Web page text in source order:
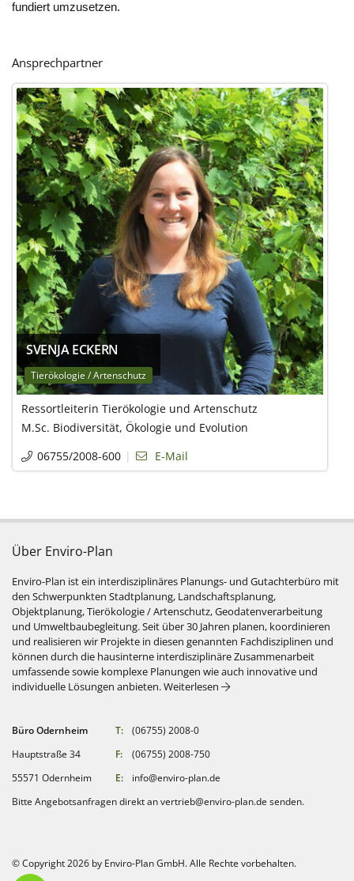
fundiert umzusetzen.
Ansprechpartner
SVENJA ECKERN
Tierökologie / Artenschutz
Ressortleiterin Tierökologie und Artenschutz
M.Sc. Biodiversität, Ökologie und Evolution
06755/2008-600
E-Mail
Über Enviro-Plan
Enviro-Plan ist ein interdisziplinäres Planungs- und Gutachterbüro mit
den Schwerpunkten Stadtplanung, Landschaftsplanung,
Objektplanung, Tierökologie / Artenschutz, Geodatenverarbeitung
und Umweltbaubegleitung. Seit über 30 Jahren planen, koordinieren
und realisieren wir Projekte in diesen genannten Fachdisziplinen und
können durch die hausinterne interdisziplinäre Zusammenarbeit
umfassende sowie komplexe Planungen wie auch innovative und
individuelle Lösungen anbieten.Weiterlesen : Über Enviro-Plan
Büro Odernheim
Hauptstraße 34
55571 Odernheim
T:
(06755) 2008-0
F:
(06755) 2008-750
E:
info@enviro-plan.de
Bitte Angebotsanfragen direkt anvertrieb@enviro-plan.de senden.
© Copyright 2026 by Enviro-Plan GmbH. Alle Rechte vorbehalten.